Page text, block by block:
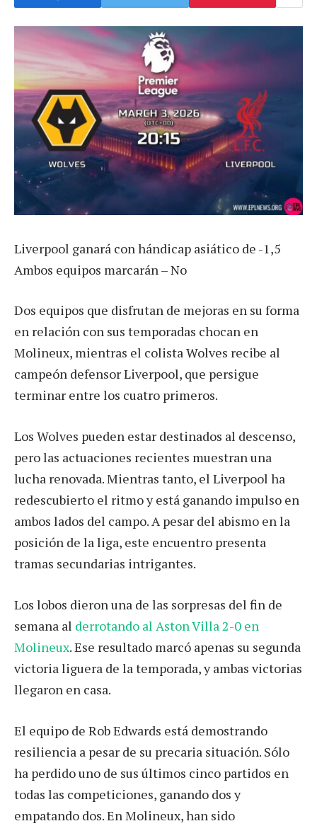
Liverpool ganará con hándicap asiático de -1,5
Ambos equipos marcarán – No
Dos equipos que disfrutan de mejoras en su forma
en relación con sus temporadas chocan en
Molineux, mientras el colista Wolves recibe al
campeón defensor Liverpool, que persigue
terminar entre los cuatro primeros.
Los Wolves pueden estar destinados al descenso,
pero las actuaciones recientes muestran una
lucha renovada. Mientras tanto, el Liverpool ha
redescubierto el ritmo y está ganando impulso en
ambos lados del campo. A pesar del abismo en la
posición de la liga, este encuentro presenta
tramas secundarias intrigantes.
Los lobos dieron una de las sorpresas del fin de
semana al derrotando al Aston Villa 2-0 en
Molineux. Ese resultado marcó apenas su segunda
victoria liguera de la temporada, y ambas victorias
llegaron en casa.
El equipo de Rob Edwards está demostrando
resiliencia a pesar de su precaria situación. Sólo
ha perdido uno de sus últimos cinco partidos en
todas las competiciones, ganando dos y
empatando dos. En Molineux, han sido